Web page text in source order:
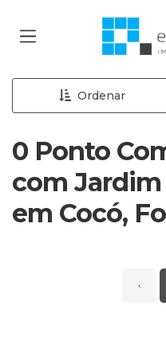
Página
Ordenar
0 Ponto
com
em Cocó,
‹